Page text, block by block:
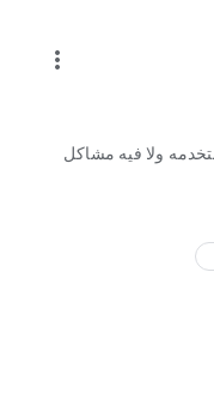
more_vert
ولا فيه مشاكل